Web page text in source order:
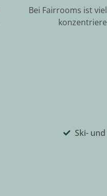
Bei Fairrooms ist
Ski-